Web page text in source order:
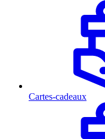
Cartes-cadeaux